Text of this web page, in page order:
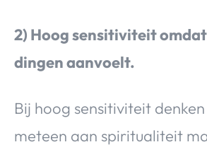
2) Hoog sensitiviteit
dingen aanvoelt.
Bij hoog sensitiviteit
meteen aan spiritualiteit